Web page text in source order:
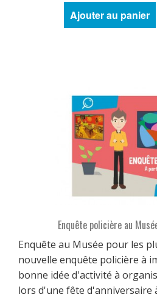
Ajouter au panier
Enquête policière au
Enquête au Musée pour les
nouvelle enquête policière à
bonne idée d'activité à
lors d'une fête d'anniversaire